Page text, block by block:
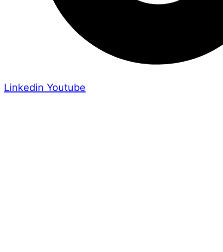
Linkedin Youtube